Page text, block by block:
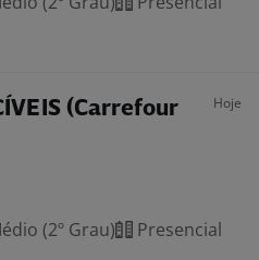
(Carrefour
Hoje
(2º Grau) Presencial